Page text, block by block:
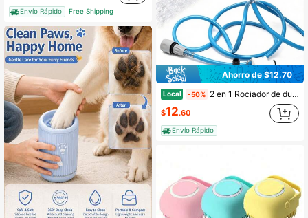
Envío Rápido Free Shipping
Ahorro de $12.70
Local -50% 2 en 1 Rociador de ducha para mascotas & Cepillo de masaje de silicona, Herramienta de aseo y lavado para perros y gatos con flujo de agua ajustable, Cabezal de ducha universal para mascotas, Accesorio de baño
$12.60
Envío Rápido